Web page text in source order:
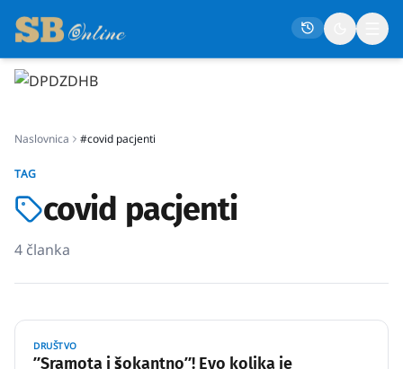
Društvo
Politika
Gospodarstvo
Život
Kultura
Naslovnica #covid pacjenti
TAG
covid pacjenti
4 članka
DRUŠTVO
ʺSramota i šokantnoʺ! Evo kolika je